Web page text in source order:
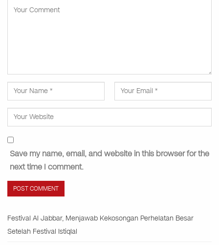
Save my name, email, and website in this browser for the
next time I comment.
Festival Al Jabbar, Menjawab Kekosongan Perhelatan Besar
Setelah Festival Istiqlal